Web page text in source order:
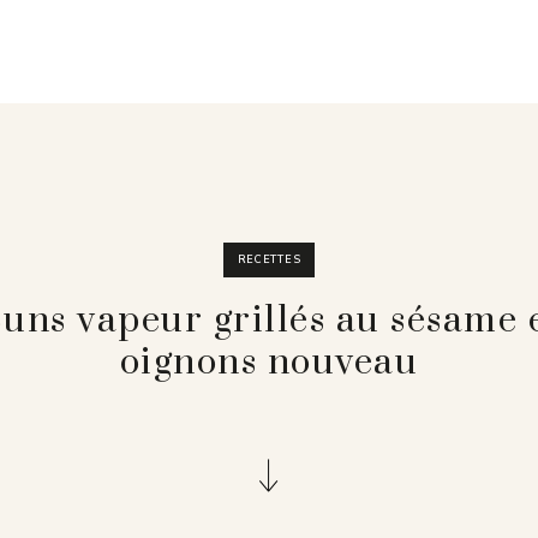
RECETTES
vapeur grillés au sésame
oignons nouveau